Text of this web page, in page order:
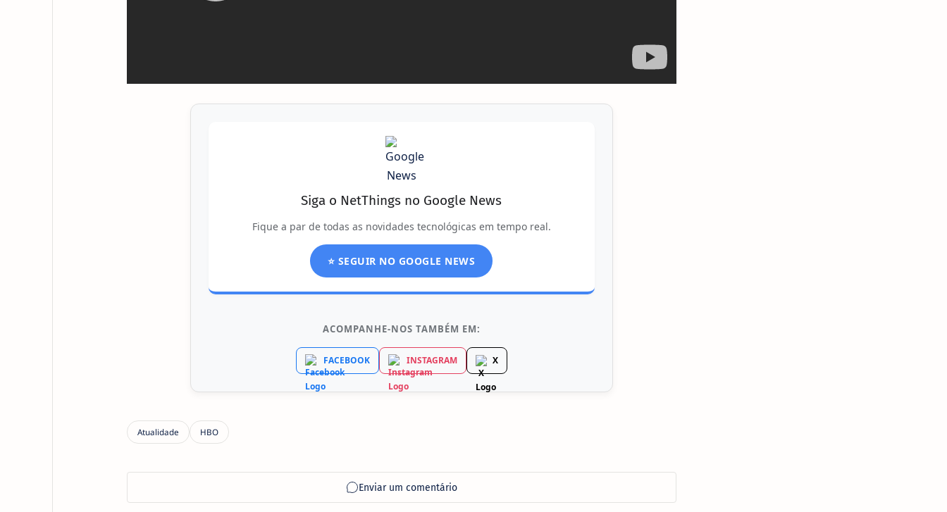
Siga o NetThings no Google News
Fique a par de todas as novidades tecnológicas em tempo real.
⭐ SEGUIR NO GOOGLE NEWS
ACOMPANHE-NOS TAMBÉM EM:
FACEBOOK INSTAGRAM X